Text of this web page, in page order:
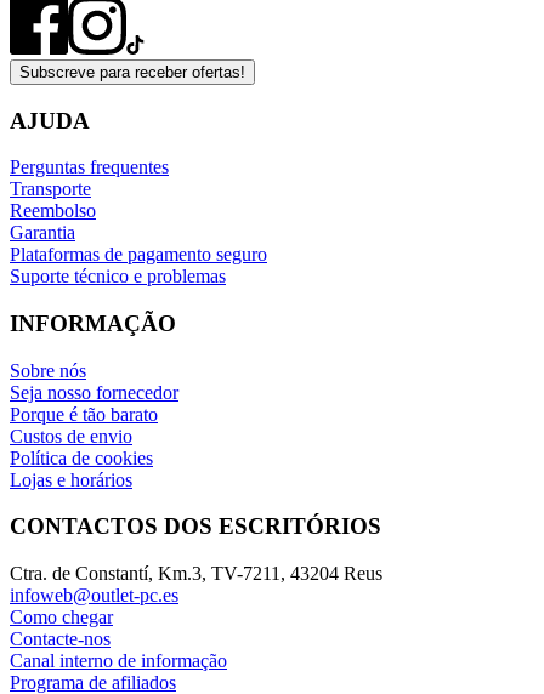
Subscreve para receber ofertas!
AJUDA
Perguntas frequentes
Transporte
Reembolso
Garantia
Plataformas de pagamento seguro
Suporte técnico e problemas
INFORMAÇÃO
Sobre nós
Seja nosso fornecedor
Porque é tão barato
Custos de envio
Política de cookies
Lojas e horários
CONTACTOS DOS ESCRITÓRIOS
Ctra. de Constantí, Km.3, TV-7211, 43204 Reus
infoweb@outlet-pc.es
Como chegar
Contacte-nos
Canal interno de informação
Programa de afiliados